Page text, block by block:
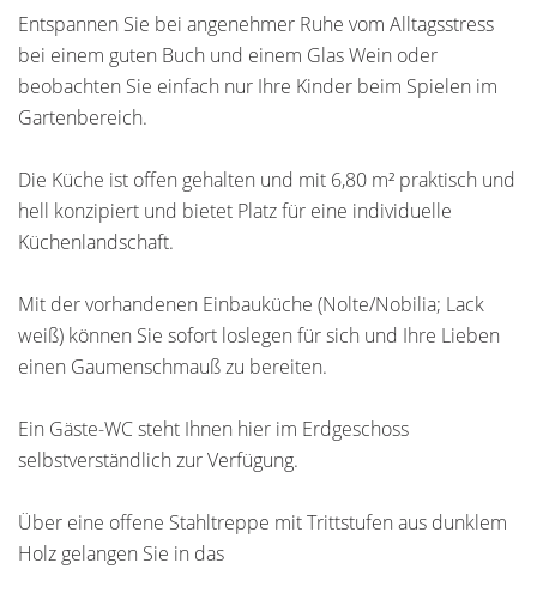
Entspannen Sie bei angenehmer Ruhe vom Alltagsstress
bei einem guten Buch und einem Glas Wein oder
beobachten Sie einfach nur Ihre Kinder beim Spielen im
Gartenbereich.
Die Küche ist offen gehalten und mit 6,80 m² praktisch und
hell konzipiert und bietet Platz für eine individuelle
Küchenlandschaft.
Mit der vorhandenen Einbauküche (Nolte/Nobilia; Lack
weiß) können Sie sofort loslegen für sich und Ihre Lieben
einen Gaumenschmauß zu bereiten.
Ein Gäste-WC steht Ihnen hier im Erdgeschoss
selbstverständlich zur Verfügung.
Über eine offene Stahltreppe mit Trittstufen aus dunklem
Holz gelangen Sie in das